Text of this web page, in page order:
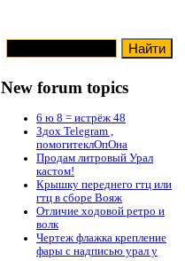
New forum topics
6 ю 8 = истрёж 48
Здох Telegram ,
помогитеклОпОна
Продам литровый Урал
кастом!
Крышку переднего гтц или
гтц в сборе Вояж
Отличие ходовой ретро и
волк
Чертеж флажка крепление
фары с надписью урал у